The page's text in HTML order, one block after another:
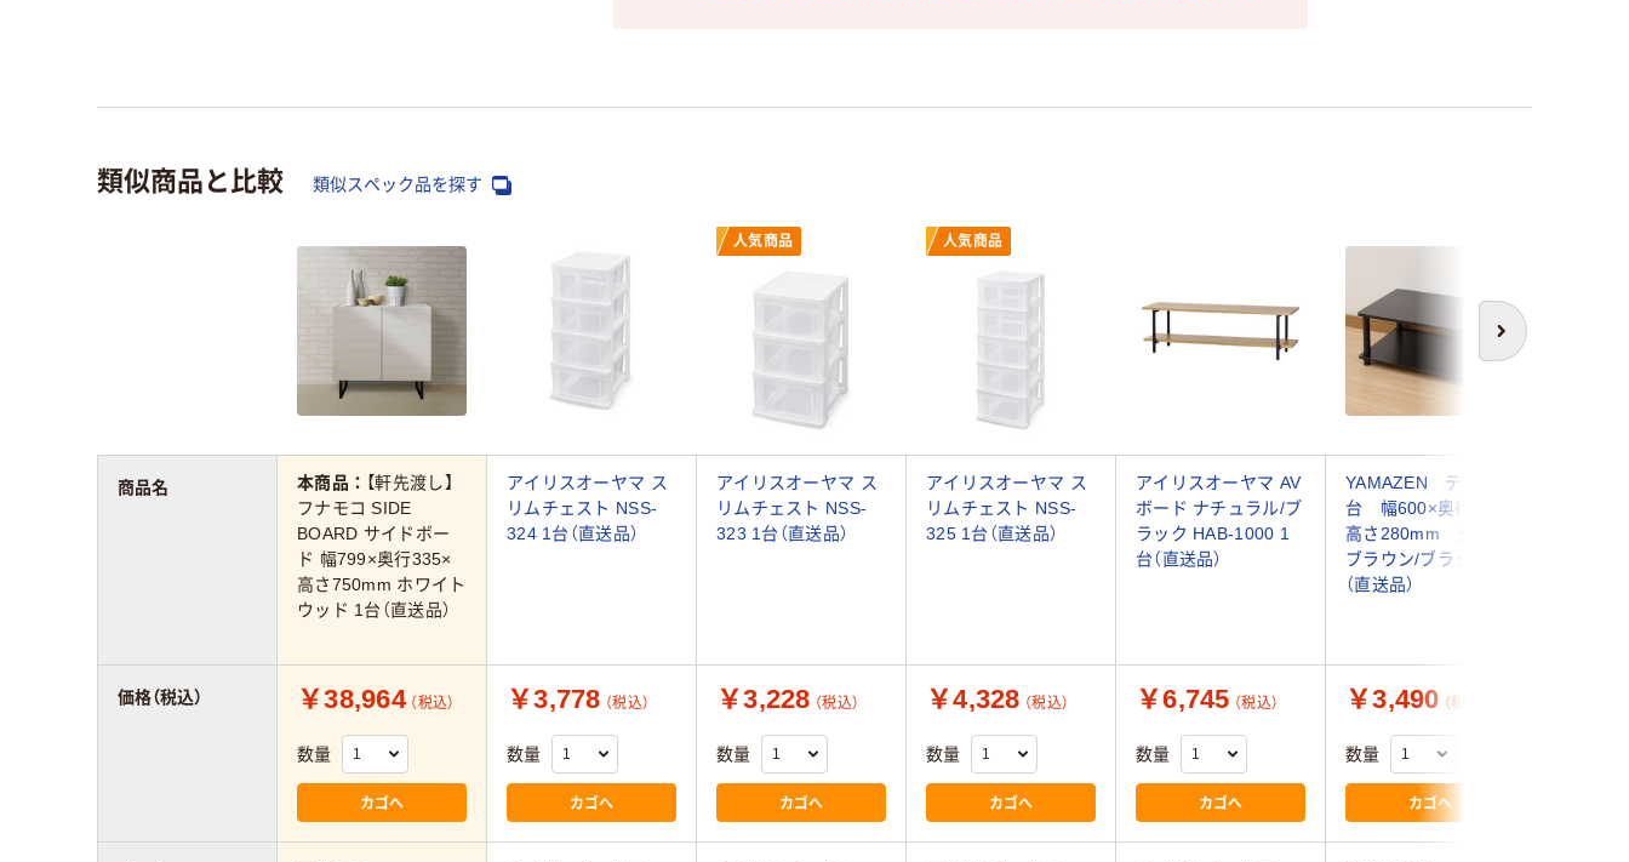
類似商品と比較 類似スペック品を探す
次へ
人気商品 人気商品
本商品： 【軒先渡し】
フナモコ SIDE
BOARD サイドボー
ド 幅799×奥行335×
高さ750mm ホワイト
ウッド 1台（直送品）
アイリスオーヤマ ス
リムチェスト NSS-
324 1台（直送品）
アイリスオーヤマ ス
リムチェスト NSS-
323 1台（直送品）
アイリスオーヤマ ス
リムチェスト NSS-
325 1台（直送品）
アイリスオーヤマ AV
ボード ナチュラル/ブ
ラック HAB-1000 1
台（直送品）
YAMAZEN テレビ
台 幅600×奥行395×
高さ280mm ダーク
ブラウン/ブラック
（直送品）
￥38,964 （税込）
数量
カゴへ
￥3,778 （税込）
数量
カゴへ
￥3,228 （税込）
数量
カゴへ
￥4,328 （税込）
数量
カゴへ
￥6,745 （税込）
数量
カゴへ
￥3,490 （税込）
数量
カゴへ
商品名
価格（税込）